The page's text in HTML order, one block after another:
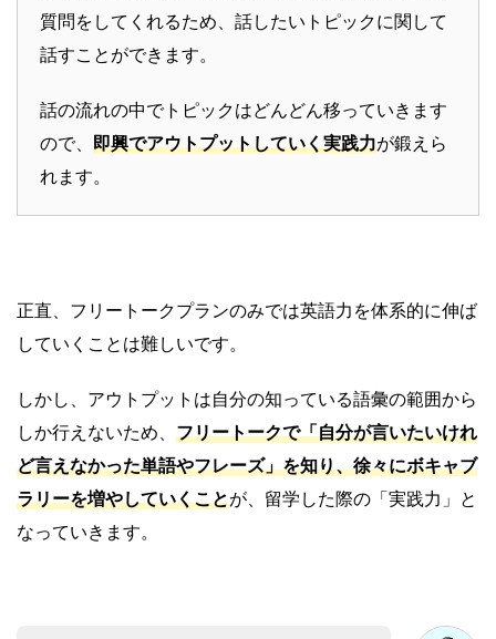
質問をしてくれるため、話したいトピックに関して
話すことができます。
話の流れの中でトピックはどんどん移っていきます
ので、 即興でアウトプットしていく実践力が鍛えら
れます。
正直、フリートークプランのみでは英語力を体系的に伸ば
していくことは難しいです。
しかし、アウトプットは自分の知っている語彙の範囲から
しか行えないため、 フリートークで「自分が言いたいけれ
ど言えなかった単語やフレーズ」を知り、徐々にボキャブ
ラリーを増やしていくことが、留学した際の「実践力」と
なっていきます。